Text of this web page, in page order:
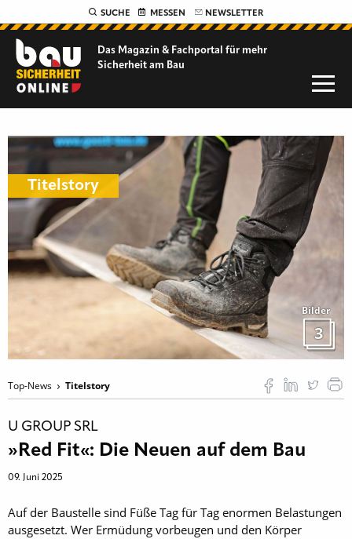
SUCHE MESSEN NEWSLETTER
Das Magazin & Fachportal für mehr
Sicherheit am Bau
Bilder
3
Titelstory
Top-News Titelstory
U GROUP SRL
»Red Fit«: Die Neuen auf dem Bau
09. Juni 2025
Auf der Baustelle sind Füße Tag für Tag enormen Belastungen
ausgesetzt. Wer Ermüdung vorbeugen und den Körper